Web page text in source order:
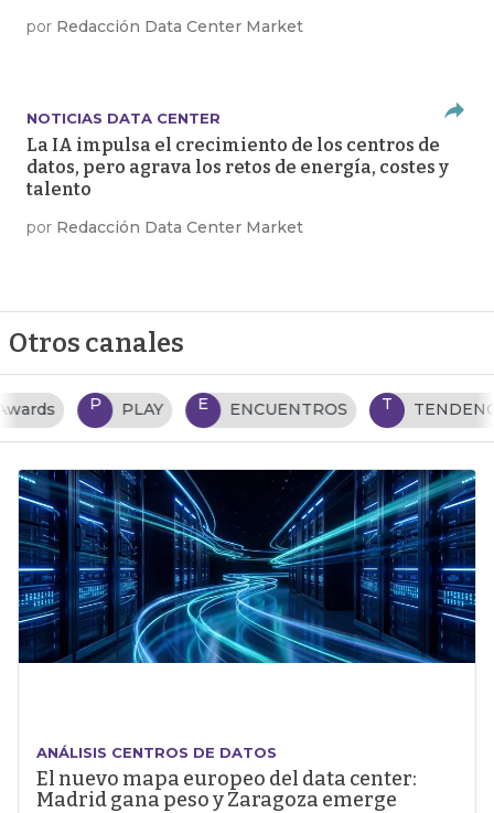
por Redacción Data Center Market
NOTICIAS DATA CENTER
La IA impulsa el crecimiento de los centros de
datos, pero agrava los retos de energía, costes y
talento
por Redacción Data Center Market
Otros canales
P PLAY E ENCUENTROS T TENDENCIAS TI
ANÁLISIS CENTROS DE DATOS
El nuevo mapa europeo del data center:
Madrid gana peso y Zaragoza emerge